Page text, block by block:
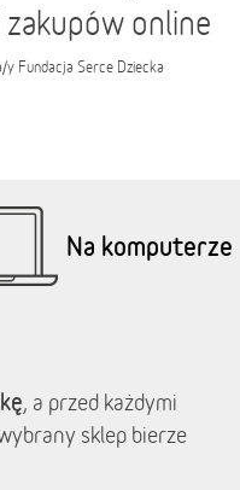
zakupów online
y Fundacja Serce Dziecka
Na komputerze
, a przed każdymi
sklep bierze